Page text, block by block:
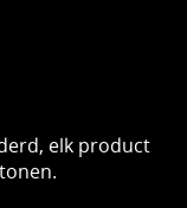
elk product